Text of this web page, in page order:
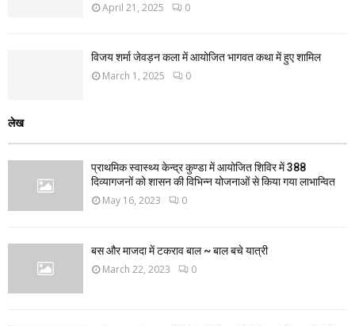
April 21, 2025 0
विजय शर्मा जेवड़न कला में आयोजित भागवत कथा में हुए शामिल
March 1, 2025 0
लेख
प्राथमिक स्वास्थ्य केन्द्र कुण्डा में आयोजित शिविर में 388
दिव्यागजनों को शासन की विभिन्न योजनाओं से किया गया लाभान्वित
May 16, 2023 0
बस और माजदा में टकराव बाल ~ बाल बचे यात्री
March 22, 2023 0